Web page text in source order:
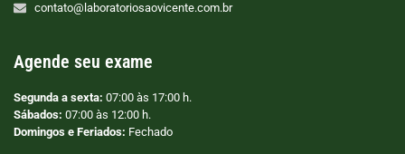
contato@laboratoriosaovicente.com.br
Agende seu exame
Segunda a sexta: 07:00 às 17:00 h.
Sábados: 07:00 às 12:00 h.
Domingos e Feriados: Fechado